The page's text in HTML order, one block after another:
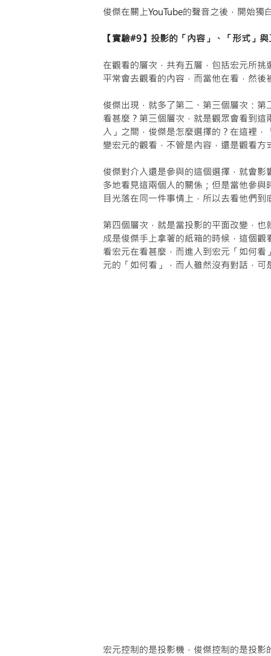
俊傑在關上YouTube的聲音之後，開始
【實驗#9】投影的「內容」、「形式」
在觀看的層次，共有五層，包括宏元所
平常會去觀看的內容，而當他在看，然
俊傑出現，就多了第二、第三個層次：
看甚麼？第三個層次，就是觀眾會看到
入」之間，俊傑是怎麼選擇的？在這裡
變宏元的觀看，不管是內容，還是觀看
俊傑對介入還是參與的這個選擇，就會
多地看見這兩個人的關係；但是當他參
目光落在同一件事情上，所以去看他們到
第四個層次，就是當投影的平面改變，
成是俊傑手上拿著的紙箱的時候，這個
看宏元在看甚麼，而進入到宏元「如何
元的「如何看」，而人雖然沒有對話，
宏元控制的是投影機，俊傑控制的是投影